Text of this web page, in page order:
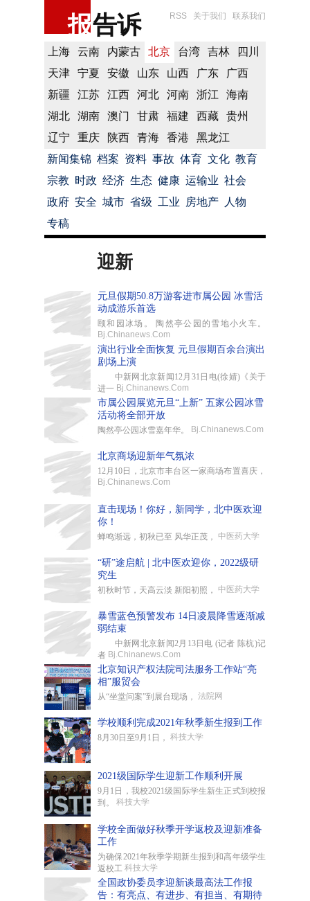
报告诉 RSS 关于我们 联系我们
上海 云南 内蒙古 北京 台湾 吉林
四川
天津
宁夏 安徽 山东 山西 广东
广西
新疆
江苏 江西 河北 河南 浙江
海南
湖北
湖南 澳门 甘肃 福建 西藏
贵州
辽宁
重庆 陕西 青海 香港
黑龙江
新闻集锦 档案 资料 事故 体育 文化 教育
宗教 时政 经济 生态 健康 运输业 社会
政府 安全 城市 省级 工业 房地产
人物
专稿
迎新
元旦假期50.8万游客进市属公园 冰雪活
动成游乐首选
颐和园冰场。 陶然亭公园的雪地小火车。
Bj.Chinanews.Com
演出行业全面恢复 元旦假期百余台演出
剧场上演
中新网北京新闻12月31日电(徐婧)《关于
进一 Bj.Chinanews.Com
市属公园展览元旦“上新” 五家公园冰雪
活动将全部开放
陶然亭公园冰雪嘉年华。 Bj.Chinanews.Com
北京商场迎新年气氛浓
12月10日，北京市丰台区一家商场布置喜庆，
Bj.Chinanews.Com
直击现场！你好，新同学，北中医欢迎
你！
蝉鸣渐远，初秋已至 风华正茂， 中医药大学
“研”途启航 | 北中医欢迎你，2022级研
究生
初秋时节，天高云淡 新阳初照， 中医药大学
暴雪蓝色预警发布 14日凌晨降雪逐渐减
弱结束
中新网北京新闻2月13日电 (记者 陈杭)记
者 Bj.Chinanews.Com
北京知识产权法院司法服务工作站“亮
相”服贸会
从“坐堂问案”到展台现场， 法院网
学校顺利完成2021年秋季新生报到工作
8月30日至9月1日， 科技大学
2021级国际学生迎新工作顺利开展
9月1日，我校2021级国际学生新生正式到校报
到。 科技大学
学校全面做好秋季开学返校及迎新准备
工作
为确保2021年秋季学期新生报到和高年级学生
返校工 科技大学
全国政协委员李迎新谈最高法工作报
告：有亮点、有进步、有担当、有期待